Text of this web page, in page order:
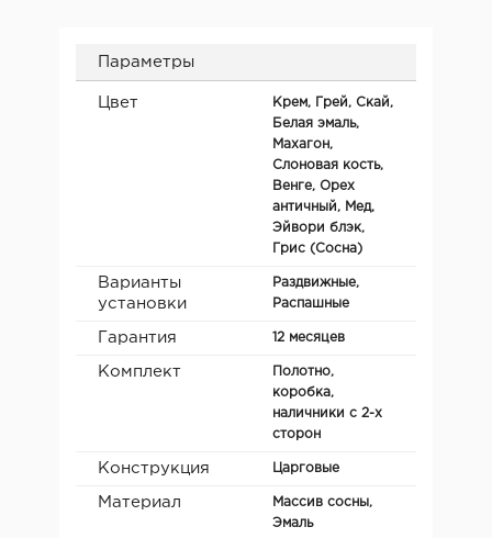
Параметры
Цвет
Крем, Грей, Скай,
Белая эмаль,
Махагон,
Слоновая кость,
Венге, Орех
античный, Мед,
Эйвори блэк,
Грис (Сосна)
Варианты
установки
Раздвижные,
Распашные
Гарантия 12 месяцев
Комплект
Полотно,
коробка,
наличники с 2-х
сторон
Конструкция Царговые
Материал
Массив сосны,
Эмаль